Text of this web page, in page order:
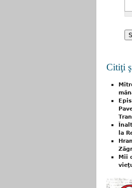
Citiţi
la
Mii